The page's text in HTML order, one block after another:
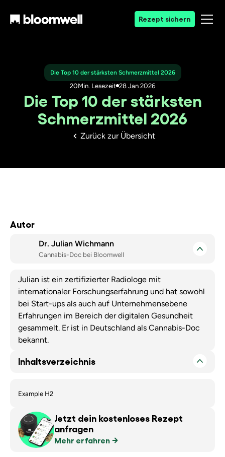
Rezept sichern
Die Top 10 der stärksten Schmerzmittel 2026
20Min. Lesezeit 28 Jan 2026
Die Top 10 der stärksten
Schmerzmittel 2026
Zurück zur Übersicht
Autor
Dr. Julian Wichmann
Cannabis-Doc bei Bloomwell
Julian ist ein zertifizierter Radiologe mit
internationaler Forschungserfahrung und hat sowohl
bei Start-ups als auch auf Unternehmensebene
Erfahrungen im Bereich der digitalen Gesundheit
gesammelt. Er ist in Deutschland als Cannabis-Doc
bekannt.
Inhaltsverzeichnis
Example H2
Jetzt dein kostenloses Rezept
anfragen
Mehr erfahren